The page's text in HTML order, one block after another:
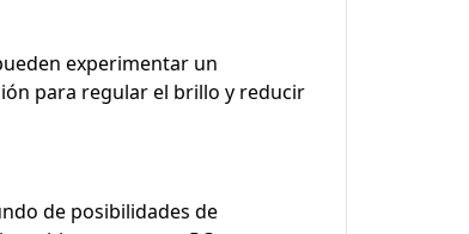
experimentar un
para regular el brillo y reducir
de posibilidades de